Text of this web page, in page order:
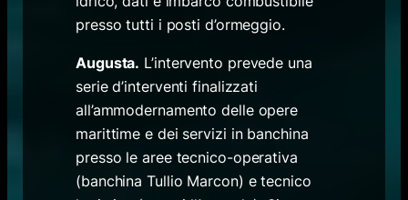
presso tutti i posti d’ormeggio.
Augusta. L’intervento prevede una
serie d’interventi finalizzati
all’ammodernamento delle opere
marittime e dei servizi in banchina
presso le aree tecnico-operativa
(banchina Tullio Marcon) e tecnico